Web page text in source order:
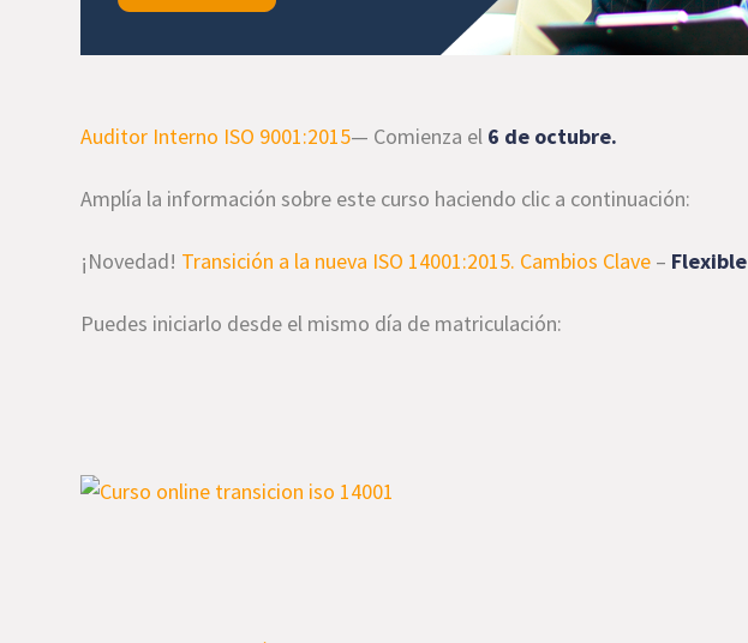
Auditor Interno ISO 9001:2015— Comienza el 6 de octubre.
Amplía la información sobre este curso haciendo clic a continuación:
¡Novedad! Transición a la nueva ISO 14001:2015. Cambios Clave – Flexible
Puedes iniciarlo desde el mismo día de matriculación: